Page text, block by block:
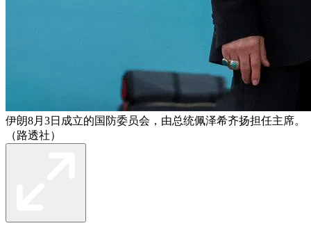
伊朗8月3日成立的国防委员会，由总统佩泽希齐扬担任主席。
（路透社）